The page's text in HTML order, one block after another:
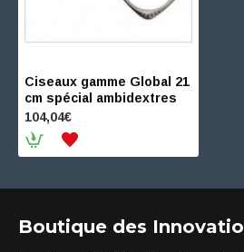
Ciseaux gamme Global 21
cm spécial ambidextres
104,04€
Boutique des